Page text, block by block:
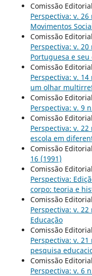
Comissão
Perspectiva: v.
Movimentos
Comissão
Perspectiva: v.
Portuguesa e seu
Comissão
Perspectiva: v.
um olhar
Comissão
Perspectiva: v. 9
Comissão
Perspectiva: v.
escola em
Comissão
16 (1991)
Comissão
Perspectiva:
corpo: teoria e
Comissão
Perspectiva: v.
Educação
Comissão
Perspectiva: v.
pesquisa
Comissão
Perspectiva: v. 6